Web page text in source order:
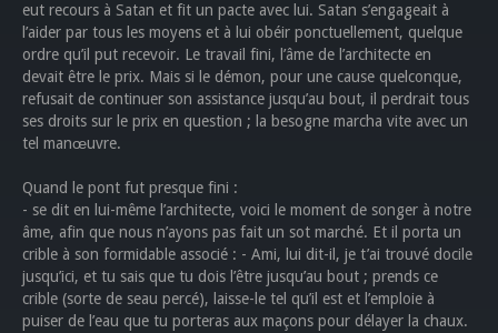
eut recours à Satan et fit un pacte avec lui. Satan s’engageait à
l’aider par tous les moyens et à lui obéir ponctuellement, quelque
ordre qu’il put recevoir. Le travail fini, l’âme de l’architecte en
devait être le prix. Mais si le démon, pour une cause quelconque,
refusait de continuer son assistance jusqu’au bout, il perdrait tous
ses droits sur le prix en question ; la besogne marcha vite avec un
tel manœuvre.
Quand le pont fut presque fini :
- se dit en lui-même l’architecte, voici le moment de songer à notre
âme, afin que nous n’ayons pas fait un sot marché. Et il porta un
crible à son formidable associé : - Ami, lui dit-il, je t’ai trouvé docile
jusqu’ici, et tu sais que tu dois l’être jusqu’au bout ; prends ce
crible (sorte de seau percé), laisse-le tel qu’il est et l’emploie à
puiser de l’eau que tu porteras aux maçons pour délayer la chaux.